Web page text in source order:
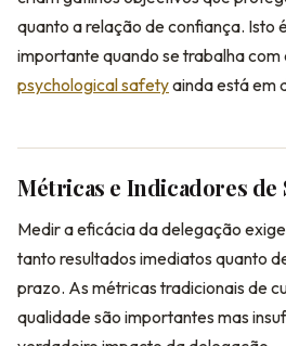
quanto a relação de confiança. Isto
importante quando se trabalha com
psychological safetyainda está em
Métricas e Indicadores de
Medir a eficácia da delegação
tanto resultados imediatos quanto
prazo. As métricas tradicionais de
qualidade são importantes mas